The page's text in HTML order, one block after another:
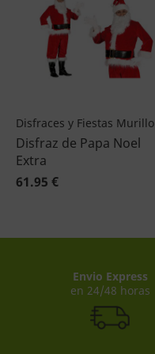
Disfraces y Fiestas Murillo
Disfraz de Papa Noel
Extra
61.95 €
Envio Express
en 24/48 horas